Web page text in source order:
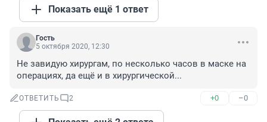
Показать ещё 1 ответ
Гость
5 октября 2020, 12:30
Не завидую хирургам, по несколько часов в маске на
операциях, да ещё и в хирургической...
ОТВЕТИТЬ 2 +0 –0